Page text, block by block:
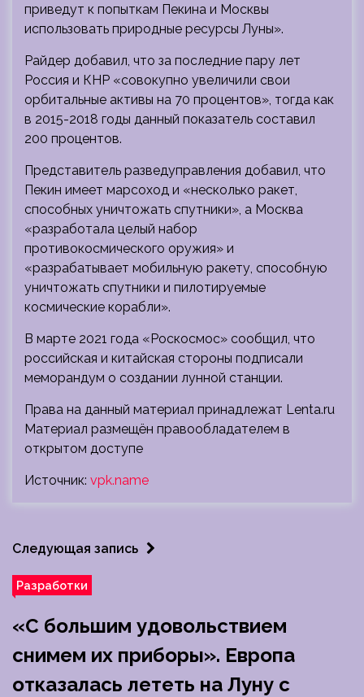
приведут к попыткам Пекина и Москвы
использовать природные ресурсы Луны».
Райдер добавил, что за последние пару лет
Россия и КНР «совокупно увеличили свои
орбитальные активы на 70 процентов», тогда как
в 2015-2018 годы данный показатель составил
200 процентов.
Представитель разведуправления добавил, что
Пекин имеет марсоход и «несколько ракет,
способных уничтожать спутники», а Москва
«разработала целый набор
противокосмического оружия» и
«разрабатывает мобильную ракету, способную
уничтожать спутники и пилотируемые
космические корабли».
В марте 2021 года «Роскосмос» сообщил, что
российская и китайская стороны подписали
меморандум о создании лунной станции.
Права на данный материал принадлежат Lenta.ru
Материал размещён правообладателем в
открытом доступе
Источник: vpk.name
Следующая запись
Разработки
«С большим удовольствием
снимем их приборы». Европа
отказалась лететь на Луну с